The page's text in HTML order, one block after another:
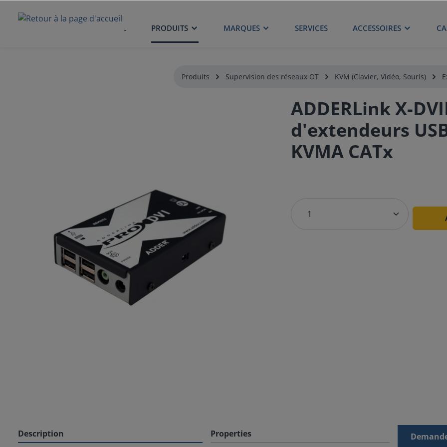
ACCUEIL PRODUITS MARQUES SERVICES ACCESSOIRES
Produits Supervision des réseaux OT KVM (Clavier, Vidéo, Souris)
ADDERLink X-
d'extendeurs
KVMA CATx
Description Properties